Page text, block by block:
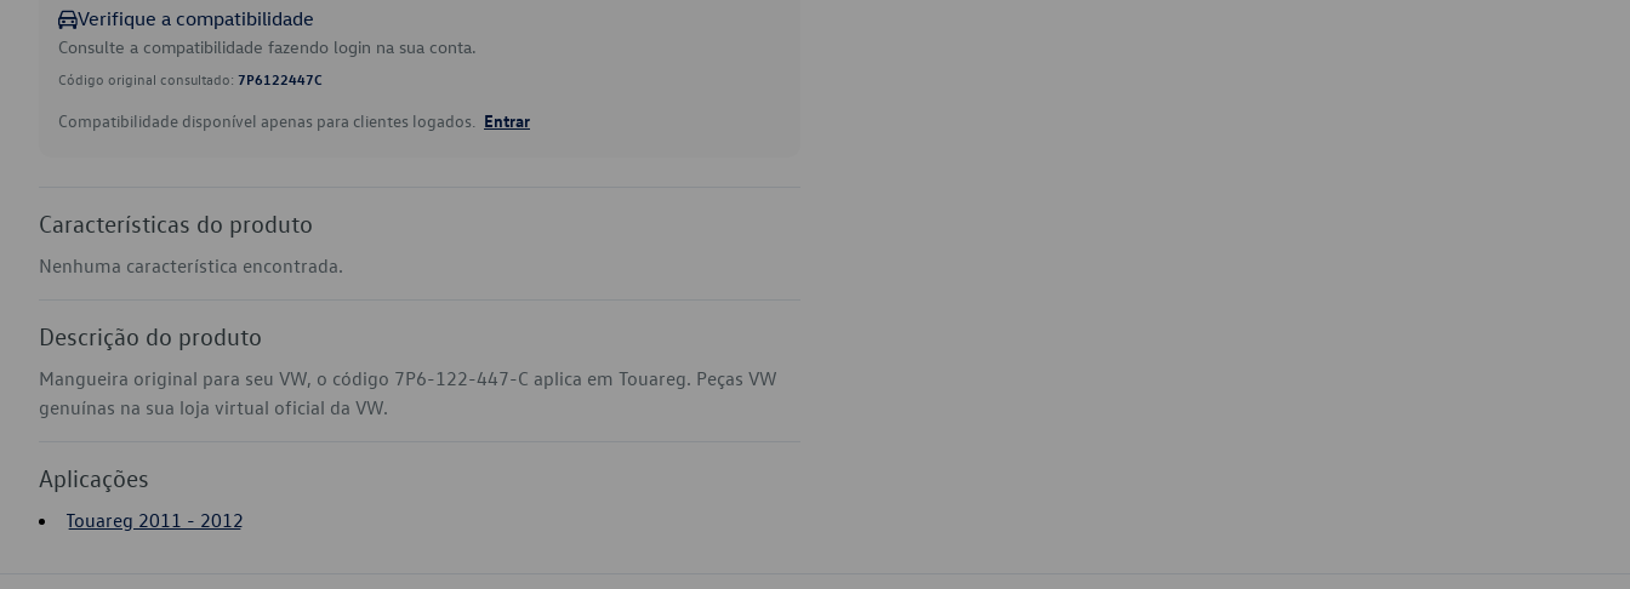
Verifique a compatibilidade
Consulte a compatibilidade fazendo login na sua conta.
Código original consultado: 7P6122447C
Compatibilidade disponível apenas para clientes logados. Entrar
Características do produto
Nenhuma característica encontrada.
Descrição do produto
Mangueira original para seu VW, o código 7P6-122-447-C aplica em Touareg. Peças VW
genuínas na sua loja virtual oficial da VW.
Aplicações
Touareg 2011 - 2012